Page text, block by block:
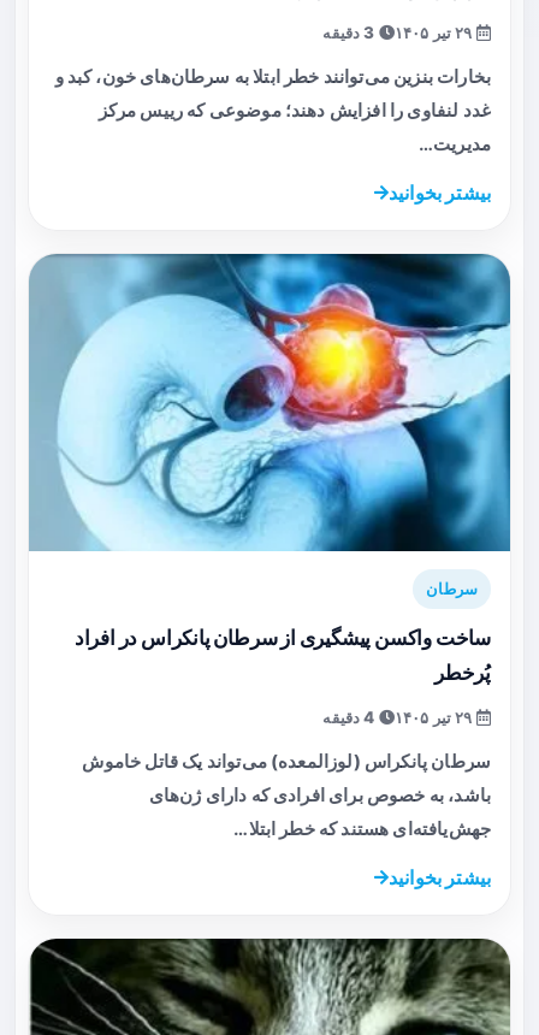
بخارات بنزین می‌توانند خطر ابتلا به سرطان‌های خون، کبد و
غدد لنفاوی را افزایش دهند؛ موضوعی که رییس مرکز
مدیریت…
بیشتر بخوانید
سرطان
ساخت واکسن پیشگیری از سرطان پانکراس در افراد
پُرخطر
سرطان پانکراس (لوزالمعده) می‌تواند یک قاتل خاموش
باشد، به خصوص برای افرادی که دارای ژن‌های
جهش‌یافته‌ای هستند که خطر ابتلا…
بیشتر بخوانید